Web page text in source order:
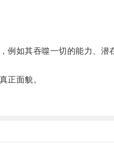
如其吞噬一切的能力、潜
正面貌。